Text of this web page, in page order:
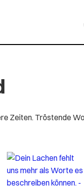
Zeiten. Tröstende
ist-ein-leises-wort-